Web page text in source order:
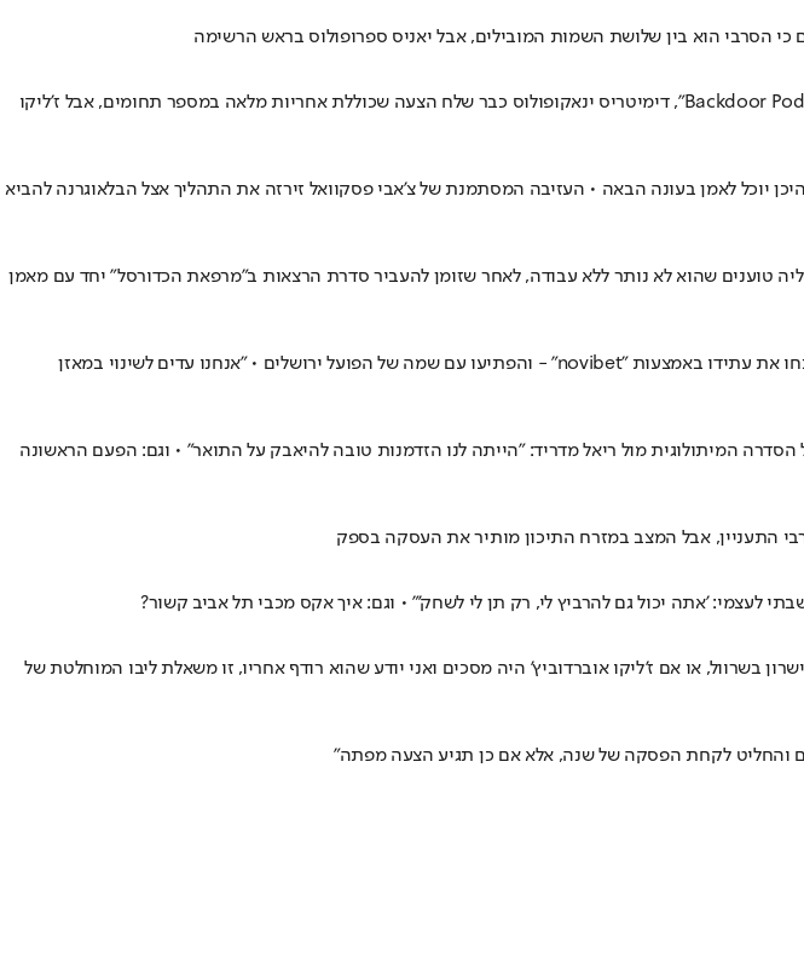
הסרבי הוא בין שלושת השמות המובילים, אבל יאניס ספרופולוס בראש הרשימה
מעמדו של ארגין עתמאן התערער במועדון הפאר היווני, והמאמן הסרבי הוא המועמד המוביל להחליפו • לפי "Backdoor Podcast", דימיטריס ינאקופולוס כבר שלח הצעה שכוללת אחריות מלאה במספר תחומים, אבל ז'ליקו
יוכל לאמן בעונה הבאה • העזיבה המסתמנת של צ'אבי פסקוואל זירזה את התהליך אצל הבלאוגרנה להביא
טוענים שהוא לא נותר ללא עבודה, לאחר שזומן להעביר סדרת הרצאות ב"מרפאת הכדורסל" יחד עם מאמן
מאז שעזב בסערה את פרטיזן בלגרד, השמועות בנוגע לעתידו של מאמן העל הסרבי לא מפסיקות לזרום • ביוון ניתחו את עתידו באמצעות "novibet" - והפתיעו עם שמה של הפועל ירושלים • "אנחנו עדים לשינוי במאזן
הסדרה המיתולוגית מול ריאל מדריד: "הייתה לנו הזדמנות טובה להיאבק על התואר" • וגם: הפעם הראשונה
התעניין, אבל המצב במזרח התיכון מותיר את העסקה בספק
לעצמי: 'אתה יכול גם להרביץ לי, רק תן לי לשחק'" • וגם: איך אקס מכבי תל אביב קשור?
בשרוול, או אם ז'ליקו אוברדוביץ' היה מסכים ואני יודע שהוא רודף אחריו, זו משאלת ליבו המוחלטת של
והחליט לקחת הפסקה של שנה, אלא אם כן תגיע הצעה מפתה"